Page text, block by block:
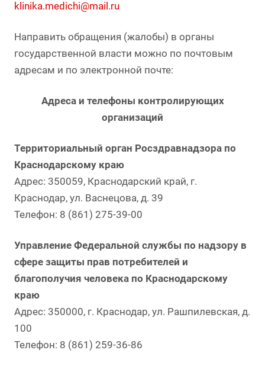
klinika.medichi@mail.ru
Направить обращения (жалобы) в органы
государственной власти можно по почтовым
адресам и по электронной почте:
Адреса и телефоны контролирующих
организаций
Территориальный орган Росздравнадзора по
Краснодарскому краю
Адрес: 350059, Краснодарский край, г.
Краснодар, ул. Васнецова, д. 39
Телефон: 8 (861) 275-39-00
Управление Федеральной службы по надзору в
сфере защиты прав потребителей и
благополучия человека по Краснодарскому
краю
Адрес: 350000, г. Краснодар, ул. Рашпилевская, д.
100
Телефон: 8 (861) 259-36-86